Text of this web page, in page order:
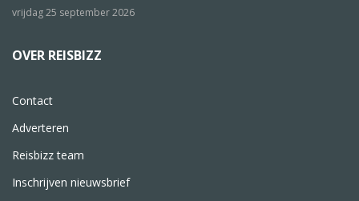
vrijdag 25 september 2026
OVER REISBIZZ
Contact
Adverteren
Reisbizz team
Inschrijven nieuwsbrief